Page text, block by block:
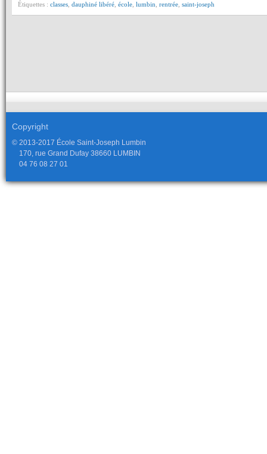
Étiquettes : classes dauphiné libéré école lumbin rentrée saint-joseph
Copyright
© 2013-2017 École Saint-Joseph Lumbin
170, rue Grand Dufay 38660 LUMBIN
04 76 08 27 01